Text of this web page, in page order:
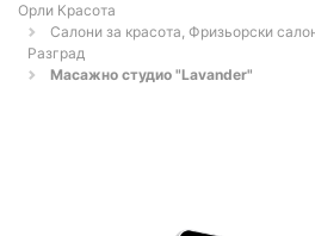
Орли Красота
Салони за красота, Фризьорски
Разград
Масажно студио "Lavander"